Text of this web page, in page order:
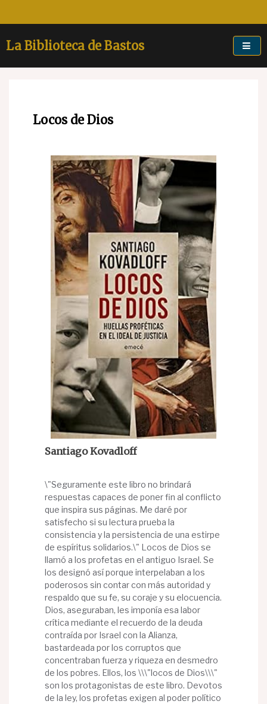
La Biblioteca de Bastos
Locos de Dios
Santiago Kovadloff
\"Seguramente este libro no brindará
respuestas capaces de poner fin al conflicto
que inspira sus páginas. Me daré por
satisfecho si su lectura prueba la
consistencia y la persistencia de una estirpe
de espíritus solidarios.\" Locos de Dios se
llamó a los profetas en el antiguo Israel. Se
los designó así porque interpelaban a los
poderosos sin contar con más autoridad y
respaldo que su fe, su coraje y su elocuencia.
Dios, aseguraban, les imponía esa labor
crítica mediante el recuerdo de la deuda
contraída por Israel con la Alianza,
bastardeada por los corruptos que
concentraban fuerza y riqueza en desmedro
de los pobres. Ellos, los \\\"locos de Dios\\\"
son los protagonistas de este libro. Devotos
de la ley, los profetas exigen al poder político